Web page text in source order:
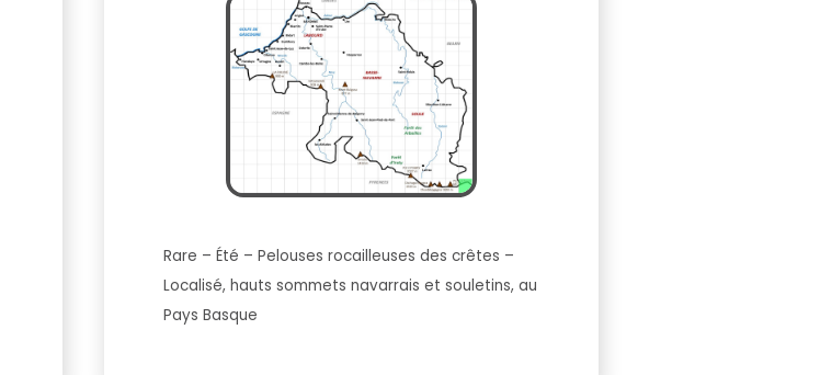
Rare – Été – Pelouses rocailleuses des crêtes –
Localisé, hauts sommets navarrais et souletins, au
Pays Basque